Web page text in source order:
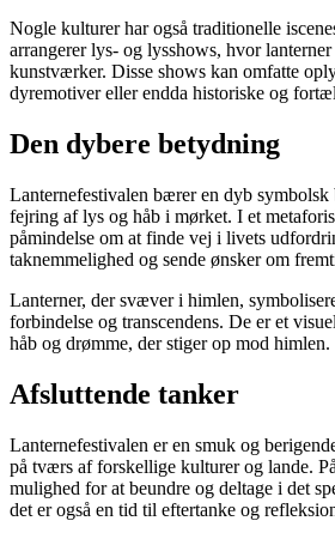
Nogle kulturer har også traditionelle
arrangerer lys- og lysshows, hvor
kunstværker. Disse shows kan omfatte
dyremotiver eller endda historiske og
Den dybere betydning
Lanternefestivalen bærer en dyb symbolsk
fejring af lys og håb i mørket. I et
påmindelse om at finde vej i livets
taknemmelighed og sende ønsker om
Lanterner, der svæver i himlen,
forbindelse og transcendens. De er et
håb og drømme, der stiger op mod himlen.
Afsluttende tanker
Lanternefestivalen er en smuk og
på tværs af forskellige kulturer og lande.
mulighed for at beundre og deltage i det
det er også en tid til eftertanke og